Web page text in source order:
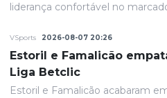
liderança confortável no
VSports 2026-08-07 20:26
Estoril e Famalicão
Liga Betclic
Estoril e Famalicão acabaram